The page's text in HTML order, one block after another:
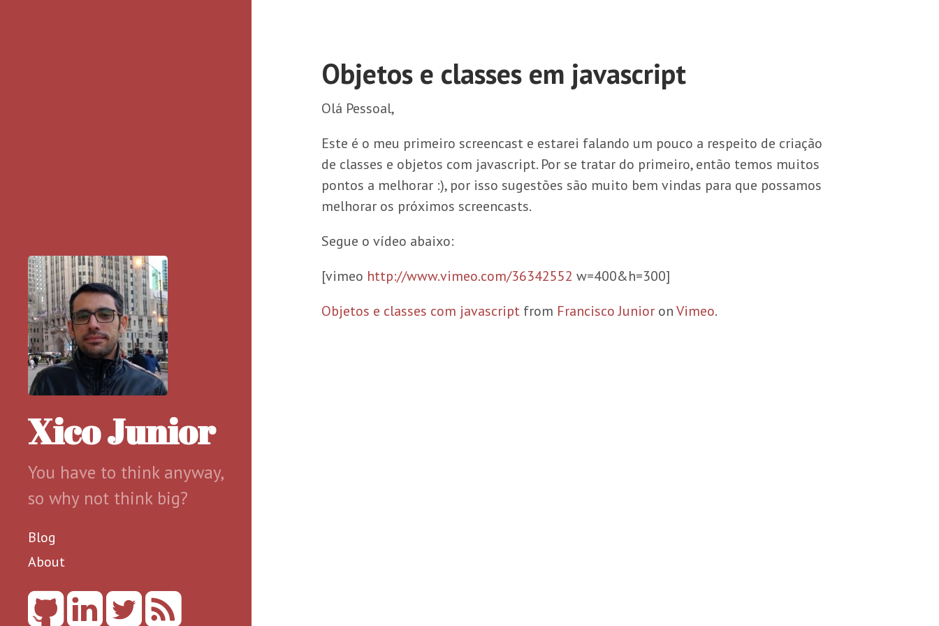
Xico Junior
You have to think anyway,
so why not think big?
Blog
About
Objetos e classes em javascript
Olá Pessoal,
Este é o meu primeiro screencast e estarei falando um pouco a respeito de criação
de classes e objetos com javascript. Por se tratar do primeiro, então temos muitos
pontos a melhorar :), por isso sugestões são muito bem vindas para que possamos
melhorar os próximos screencasts.
Segue o vídeo abaixo:
[vimeo http://www.vimeo.com/36342552 w=400&h=300]
Objetos e classes com javascript from Francisco Junior onVimeo.